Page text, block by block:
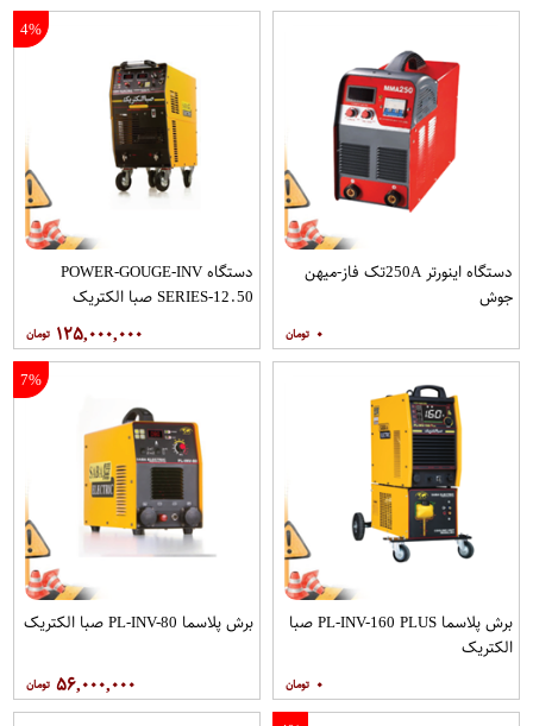
دستگاه اینورتر 250Aتک فاز-میهن
جوش
۰
4%
دستگاه POWER-GOUGE-INV
SERIES-12.50 صبا الکتریک
۱۲۵,۰۰۰,۰۰۰
برش پلاسما PL-INV-160 PLUS صبا
الکتریک
۰
7%
برش پلاسما PL-INV-80 صبا الکتریک
۵۶,۰۰۰,۰۰۰